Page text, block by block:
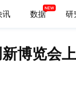
讯 数据 研
博览会